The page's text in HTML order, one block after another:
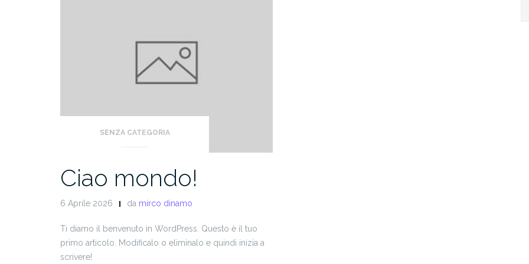
SENZA CATEGORIA
Ciao mondo!
6 Aprile 2026 da mirco dinamo
Ti diamo il benvenuto in WordPress. Questo è il tuo
primo articolo. Modificalo o eliminalo e quindi inizia a
scrivere!